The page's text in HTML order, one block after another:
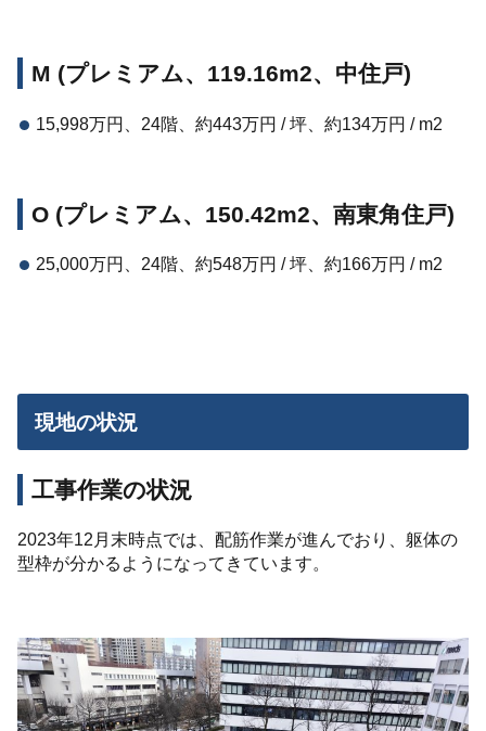
M (プレミアム、119.16m2、中住戸)
15,998万円、24階、約443万円 / 坪、約134万円 / m2
O (プレミアム、150.42m2、南東角住戸)
25,000万円、24階、約548万円 / 坪、約166万円 / m2
現地の状況
工事作業の状況
2023年12月末時点では、配筋作業が進んでおり、躯体の
型枠が分かるようになってきています。